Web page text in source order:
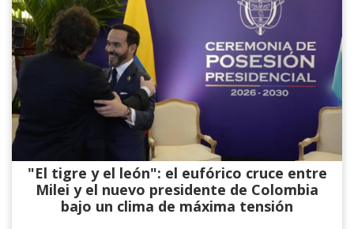
"El tigre y el león": el eufórico cruce entre
Milei y el nuevo presidente de Colombia
bajo un clima de máxima tensión